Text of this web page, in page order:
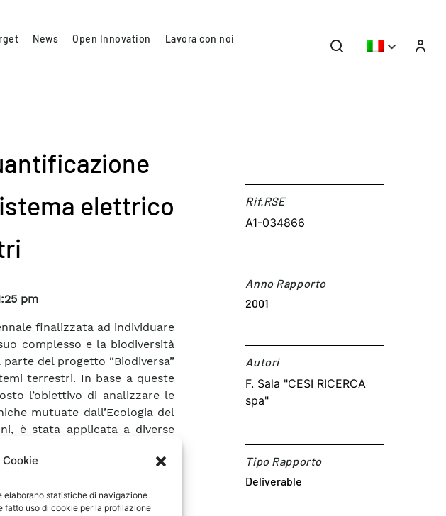
elaborano statistiche di navigazione
uso di cookie per la profilazione
News Open Innovation Lavora con noi
elettrico
pm
finalizzata ad individuare
complesso e la biodiversità
del progetto “Biodiversa”
terrestri. In base a queste
l’obiettivo di analizzare le
mutuate dall’Ecologia del
è stata applicata a diverse
qualità ambientale. Per la
l’area definita dalla
anno di attività, alla
Rif.RSE​
A1-034866
Anno Rapporto
2001
Autori​
F. Sala "CESI RICERCA
spa"
Tipo Rapporto
Deliverable